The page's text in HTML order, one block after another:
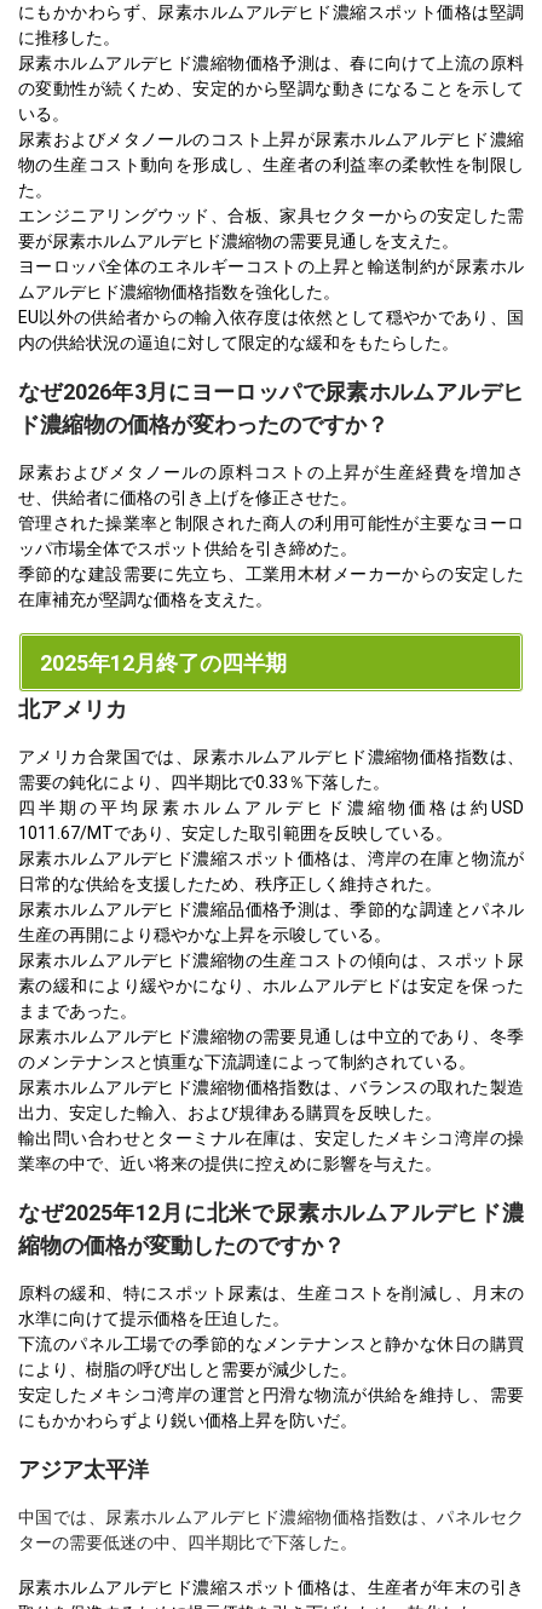
にもかかわらず、尿素ホルムアルデヒド濃縮スポット価格は堅調
に推移した。
尿素ホルムアルデヒド濃縮物価格予測は、春に向けて上流の原料
の変動性が続くため、安定的から堅調な動きになることを示して
いる。
尿素およびメタノールのコスト上昇が尿素ホルムアルデヒド濃縮
物の生産コスト動向を形成し、生産者の利益率の柔軟性を制限し
た。
エンジニアリングウッド、合板、家具セクターからの安定した需
要が尿素ホルムアルデヒド濃縮物の需要見通しを支えた。
ヨーロッパ全体のエネルギーコストの上昇と輸送制約が尿素ホル
ムアルデヒド濃縮物価格指数を強化した。
EU以外の供給者からの輸入依存度は依然として穏やかであり、国
内の供給状況の逼迫に対して限定的な緩和をもたらした。
なぜ2026年3月にヨーロッパで尿素ホルムアルデヒ
ド濃縮物の価格が変わったのですか？
尿素およびメタノールの原料コストの上昇が生産経費を増加さ
せ、供給者に価格の引き上げを修正させた。
管理された操業率と制限された商人の利用可能性が主要なヨーロ
ッパ市場全体でスポット供給を引き締めた。
季節的な建設需要に先立ち、工業用木材メーカーからの安定した
在庫補充が堅調な価格を支えた。
2025年12月終了の四半期
北アメリカ
アメリカ合衆国では、尿素ホルムアルデヒド濃縮物価格指数は、
需要の鈍化により、四半期比で0.33％下落した。
四半期の平均尿素ホルムアルデヒド濃縮物価格は約USD
1011.67/MTであり、安定した取引範囲を反映している。
尿素ホルムアルデヒド濃縮スポット価格は、湾岸の在庫と物流が
日常的な供給を支援したため、秩序正しく維持された。
尿素ホルムアルデヒド濃縮品価格予測は、季節的な調達とパネル
生産の再開により穏やかな上昇を示唆している。
尿素ホルムアルデヒド濃縮物の生産コストの傾向は、スポット尿
素の緩和により緩やかになり、ホルムアルデヒドは安定を保った
ままであった。
尿素ホルムアルデヒド濃縮物の需要見通しは中立的であり、冬季
のメンテナンスと慎重な下流調達によって制約されている。
尿素ホルムアルデヒド濃縮物価格指数は、バランスの取れた製造
出力、安定した輸入、および規律ある購買を反映した。
輸出問い合わせとターミナル在庫は、安定したメキシコ湾岸の操
業率の中で、近い将来の提供に控えめに影響を与えた。
なぜ2025年12月に北米で尿素ホルムアルデヒド濃
縮物の価格が変動したのですか？
原料の緩和、特にスポット尿素は、生産コストを削減し、月末の
水準に向けて提示価格を圧迫した。
下流のパネル工場での季節的なメンテナンスと静かな休日の購買
により、樹脂の呼び出しと需要が減少した。
安定したメキシコ湾岸の運営と円滑な物流が供給を維持し、需要
にもかかわらずより鋭い価格上昇を防いだ。
アジア太平洋
中国では、尿素ホルムアルデヒド濃縮物価格指数は、パネルセク
ターの需要低迷の中、四半期比で下落した。
尿素ホルムアルデヒド濃縮スポット価格は、生産者が年末の引き